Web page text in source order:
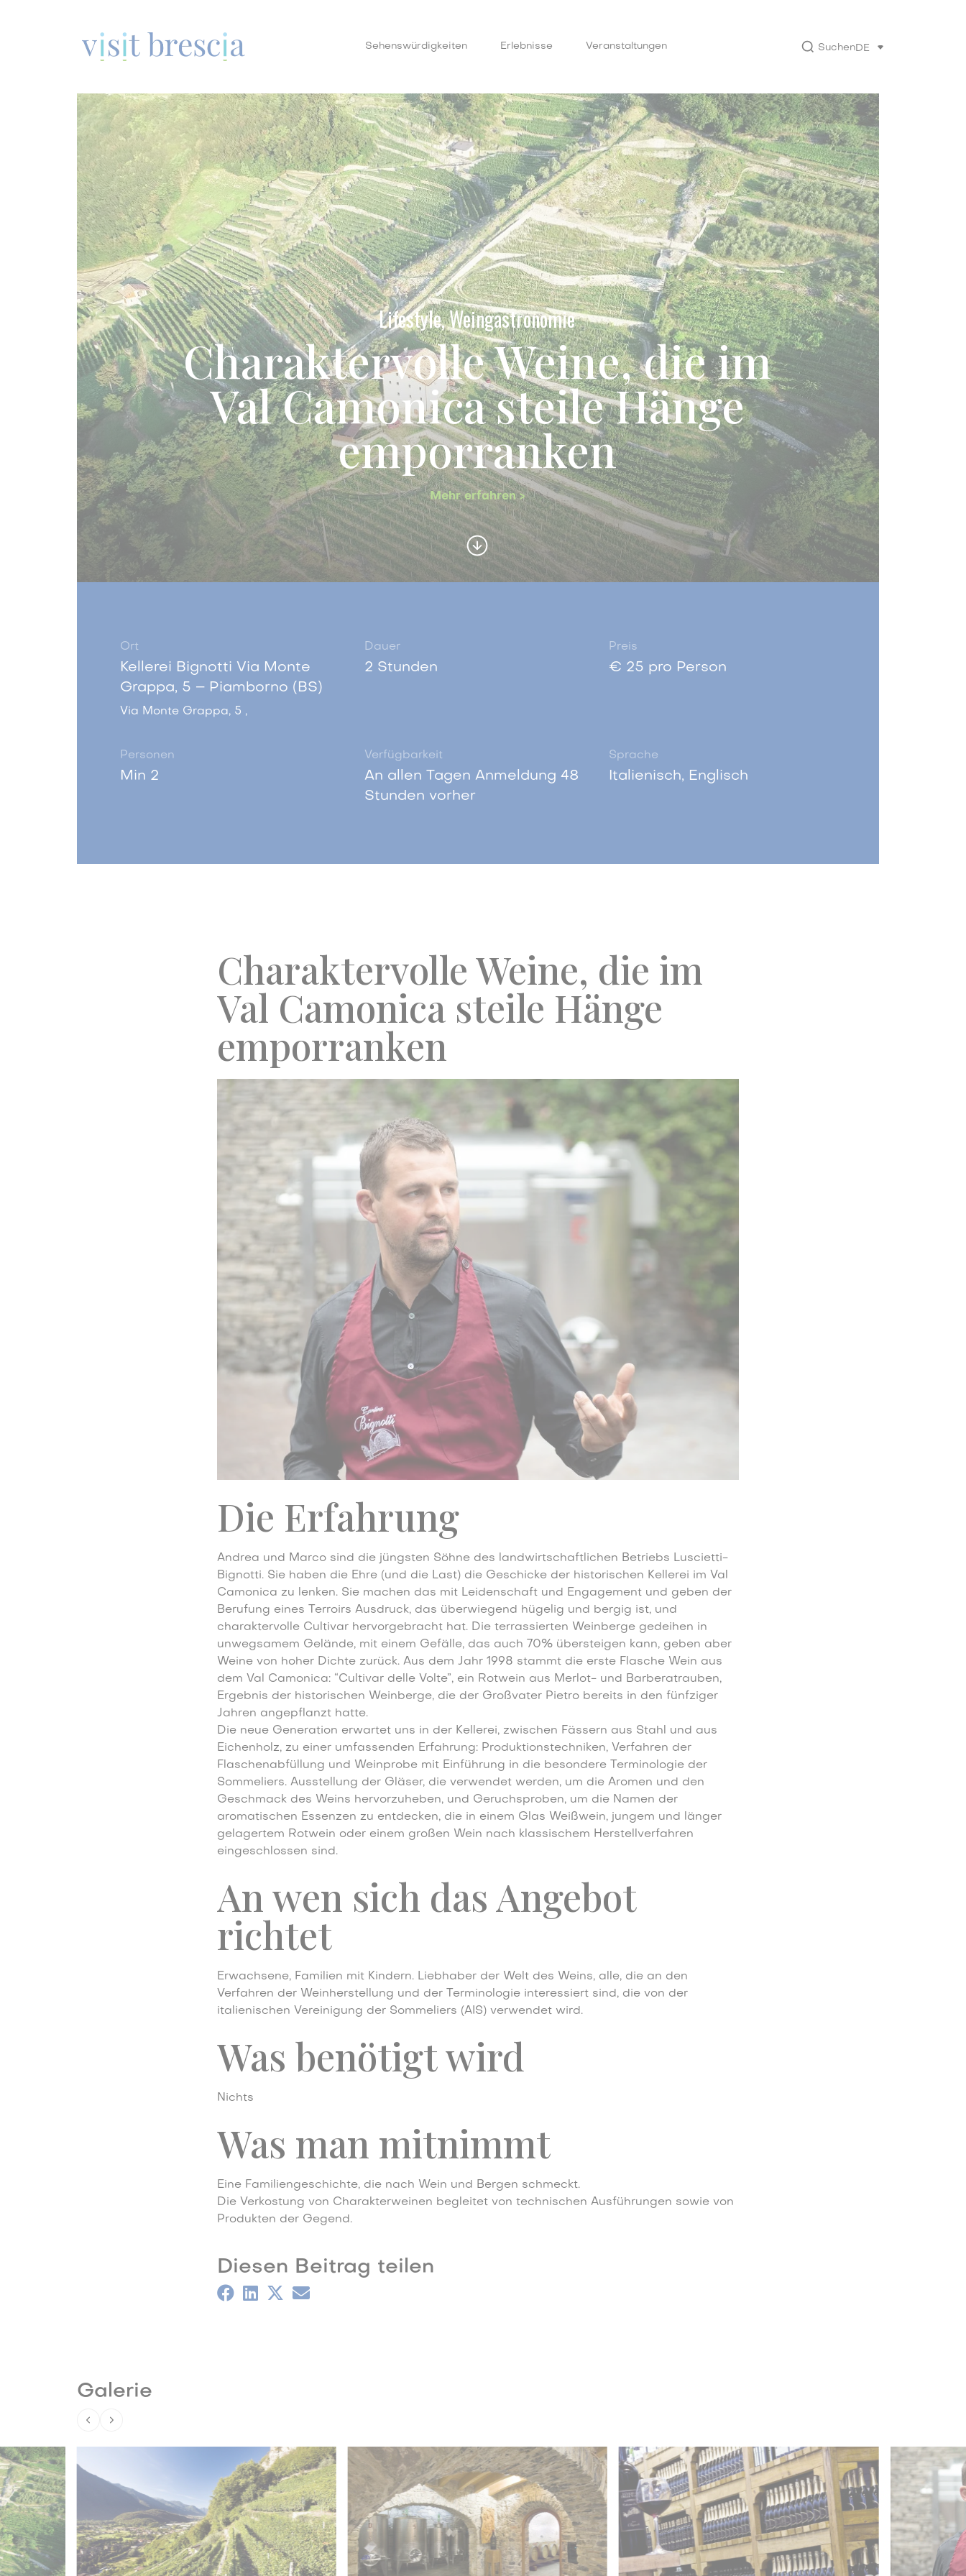
Sehenswürdigkeiten Erlebnisse Veranstaltungen SuchenDE
Lifestyle, Weingastronomie
Charaktervolle Weine, die im
Val Camonica steile Hänge
emporranken
Mehr erfahren >
Ort
Kellerei Bignotti Via Monte
Grappa, 5 – Piamborno (BS)
Via Monte Grappa, 5 ,
Dauer
2 Stunden
Preis
€ 25 pro Person
Personen
Min 2
Verfügbarkeit
An allen Tagen Anmeldung 48
Stunden vorher
Sprache
Italienisch, Englisch
Charaktervolle Weine, die im
Val Camonica steile Hänge
emporranken
Die Erfahrung
Andrea und Marco sind die jüngsten Söhne des landwirtschaftlichen Betriebs Luscietti-
Bignotti. Sie haben die Ehre (und die Last) die Geschicke der historischen Kellerei im Val
Camonica zu lenken. Sie machen das mit Leidenschaft und Engagement und geben der
Berufung eines Terroirs Ausdruck, das überwiegend hügelig und bergig ist, und
charaktervolle Cultivar hervorgebracht hat. Die terrassierten Weinberge gedeihen in
unwegsamem Gelände, mit einem Gefälle, das auch 70% übersteigen kann, geben aber
Weine von hoher Dichte zurück. Aus dem Jahr 1998 stammt die erste Flasche Wein aus
dem Val Camonica: “Cultivar delle Volte”, ein Rotwein aus Merlot- und Barberatrauben,
Ergebnis der historischen Weinberge, die der Großvater Pietro bereits in den fünfziger
Jahren angepflanzt hatte.
Die neue Generation erwartet uns in der Kellerei, zwischen Fässern aus Stahl und aus
Eichenholz, zu einer umfassenden Erfahrung: Produktionstechniken, Verfahren der
Flaschenabfüllung und Weinprobe mit Einführung in die besondere Terminologie der
Sommeliers. Ausstellung der Gläser, die verwendet werden, um die Aromen und den
Geschmack des Weins hervorzuheben, und Geruchsproben, um die Namen der
aromatischen Essenzen zu entdecken, die in einem Glas Weißwein, jungem und länger
gelagertem Rotwein oder einem großen Wein nach klassischem Herstellverfahren
eingeschlossen sind.
An wen sich das Angebot
richtet
Erwachsene, Familien mit Kindern. Liebhaber der Welt des Weins, alle, die an den
Verfahren der Weinherstellung und der Terminologie interessiert sind, die von der
italienischen Vereinigung der Sommeliers (AIS) verwendet wird.
Was benötigt wird
Nichts
Was man mitnimmt
Eine Familiengeschichte, die nach Wein und Bergen schmeckt.
Die Verkostung von Charakterweinen begleitet von technischen Ausführungen sowie von
Produkten der Gegend.
Diesen Beitrag teilen
Galerie